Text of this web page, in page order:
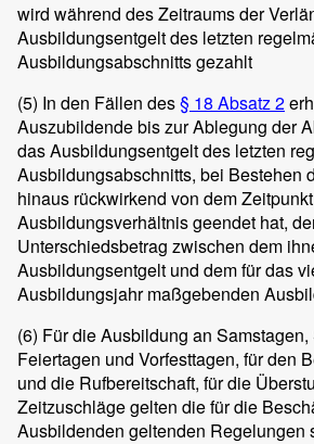
wird während des Zeitraums der
Ausbildungsentgelt des letzten
Ausbildungsabschnitts gezahlt
(5) In den Fällen des§ 18 Absatz 2
Auszubildende bis zur Ablegung der
das Ausbildungsentgelt des letzten
Ausbildungsabschnitts, bei Bestehen
hinaus rückwirkend von dem
Ausbildungsverhältnis geendet hat,
Unterschiedsbetrag zwischen dem
Ausbildungsentgelt und dem für das
Ausbildungsjahr maßgebenden
(6) Für die Ausbildung an Samstagen,
Feiertagen und Vorfesttagen, für den
und die Rufbereitschaft, für die
Zeitzuschläge gelten die für die
Ausbildenden geltenden Regelungen